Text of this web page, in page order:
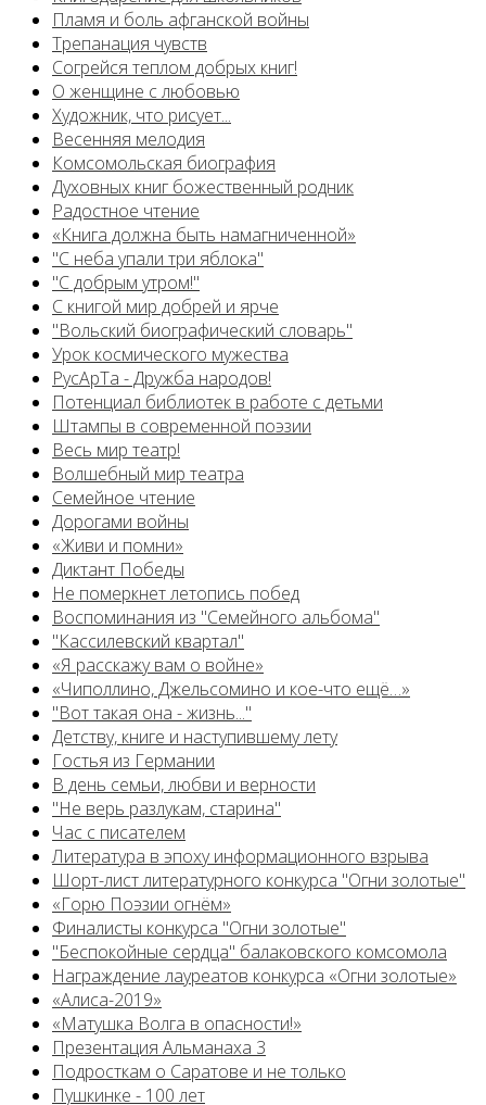
Пламя и боль афганской войны
Трепанация чувств
Согрейся теплом добрых книг!
О женщине с любовью
Художник, что рисует...
Весенняя мелодия
Комсомольская биография
Духовных книг божественный родник
Радостное чтение
«Книга должна быть намагниченной»
"С неба упали три яблока"
"С добрым утром!"
С книгой мир добрей и ярче
"Вольский биографический словарь"
Урок космического мужества
РусАрТа - Дружба народов!
Потенциал библиотек в работе с детьми
Штампы в современной поэзии
Весь мир театр!
Волшебный мир театра
Семейное чтение
Дорогами войны
«Живи и помни»
Диктант Победы
Не померкнет летопись побед
Воспоминания из "Семейного альбома"
"Кассилевский квартал"
«Я расскажу вам о войне»
«Чиполлино, Джельсомино и кое-что ещё…»
"Вот такая она - жизнь..."
Детству, книге и наступившему лету
Гостья из Германии
В день семьи, любви и верности
"Не верь разлукам, старина"
Час с писателем
Литература в эпоху информационного взрыва
Шорт-лист литературного конкурса "Огни золотые"
«Горю Поэзии огнём»
Финалисты конкурса "Огни золотые"
"Беспокойные сердца" балаковского комсомола
Награждение лауреатов конкурса «Огни золотые»
«Алиса-2019»
«Матушка Волга в опасности!»
Презентация Альманаха 3
Подросткам о Саратове и не только
Пушкинке - 100 лет